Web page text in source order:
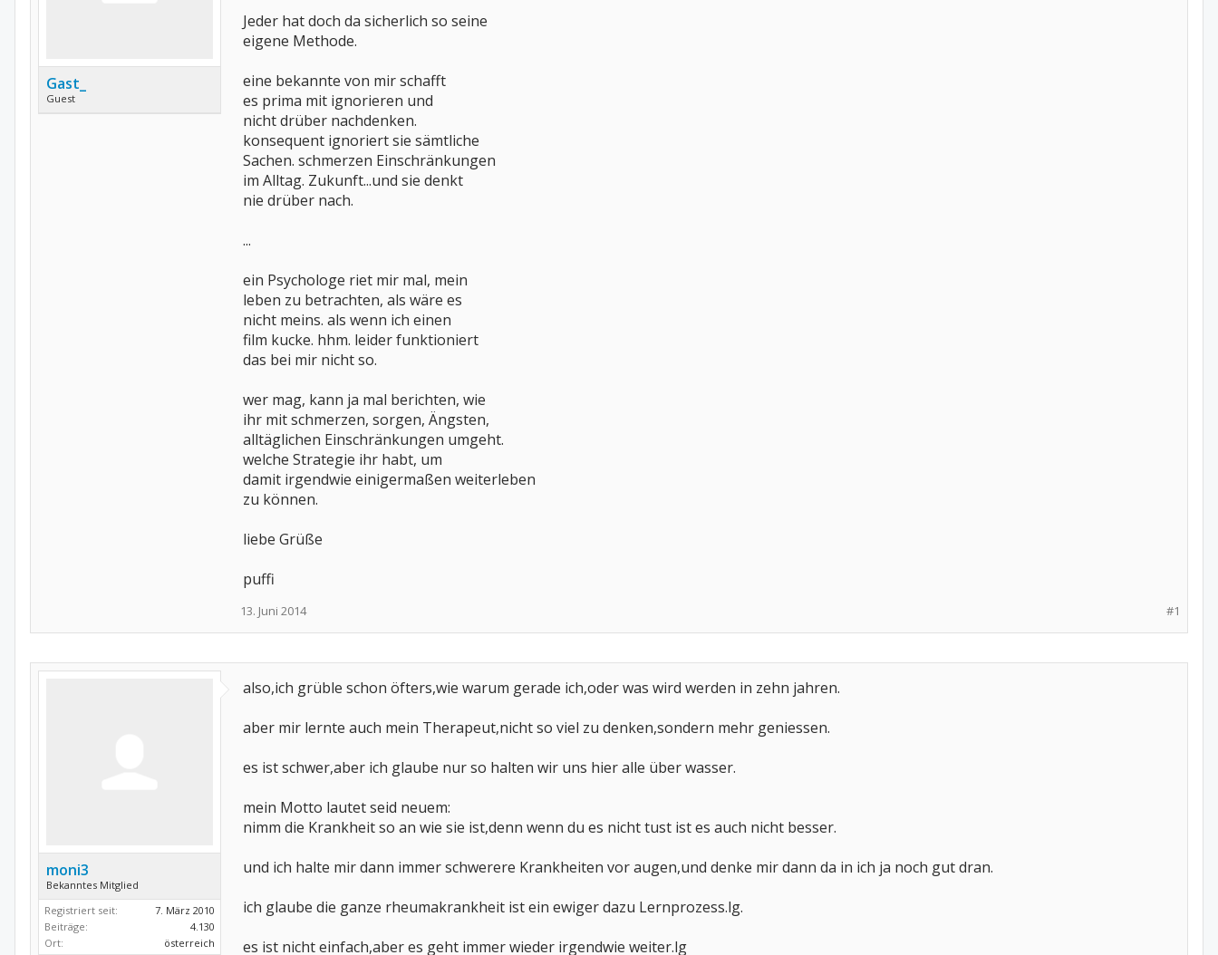
Gast_
Guest
Jeder hat doch da sicherlich so seine
eigene Methode.
eine bekannte von mir schafft
es prima mit ignorieren und
nicht drüber nachdenken.
konsequent ignoriert sie sämtliche
Sachen. schmerzen Einschränkungen
im Alltag. Zukunft...und sie denkt
nie drüber nach.
...
ein Psychologe riet mir mal, mein
leben zu betrachten, als wäre es
nicht meins. als wenn ich einen
film kucke. hhm. leider funktioniert
das bei mir nicht so.
wer mag, kann ja mal berichten, wie
ihr mit schmerzen, sorgen, Ängsten,
alltäglichen Einschränkungen umgeht.
welche Strategie ihr habt, um
damit irgendwie einigermaßen weiterleben
zu können.
liebe Grüße
puffi
#1
13. Juni 2014
moni3
Bekanntes Mitglied
Registriert seit:
7. März 2010
Beiträge:
4.130
Ort:
österreich
also,ich grüble schon öfters,wie warum gerade ich,oder was wird werden in zehn jahren.
aber mir lernte auch mein Therapeut,nicht so viel zu denken,sondern mehr geniessen.
es ist schwer,aber ich glaube nur so halten wir uns hier alle über wasser.
mein Motto lautet seid neuem:
nimm die Krankheit so an wie sie ist,denn wenn du es nicht tust ist es auch nicht besser.
und ich halte mir dann immer schwerere Krankheiten vor augen,und denke mir dann da in ich ja noch gut dran.
ich glaube die ganze rheumakrankheit ist ein ewiger dazu Lernprozess.lg.
es ist nicht einfach,aber es geht immer wieder irgendwie weiter.lg